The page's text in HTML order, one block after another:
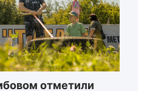
отметили